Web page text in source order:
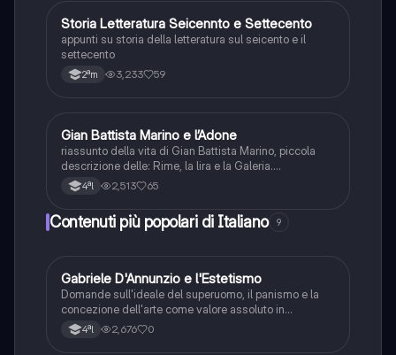
Italiano
Storia Letteratura Seicennto e Settecento
appunti su storia della letteratura sul seicento e il
settecento
2ªm 3,233 59
Italiano
Gian Battista Marino e l’Adone
riassunto della vita di Gian Battista Marino, piccola
descrizione delle: Rime, la lira e la Galeria.
Spiegazione dell’Adone
4ªl 2,513 65
Contenuti più popolari di Italiano 9
GItaliano
Gabriele D'Annunzio e l'Estetismo
Domande sull'ideale del superuomo, il panismo e la
concezione dell'arte come valore assoluto in
D'Annunzio.
4ªl 2,676 0